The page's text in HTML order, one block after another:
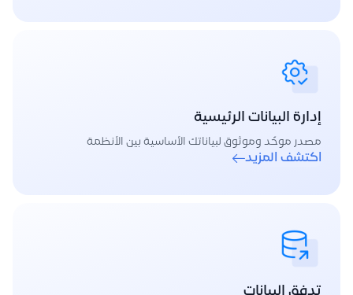
إدارة البيانات الرئيسية
مصدر موحّد وموثوق لبياناتك الأساسية بين الأنظمة
اكتشف المزيد
تدفق البيانات